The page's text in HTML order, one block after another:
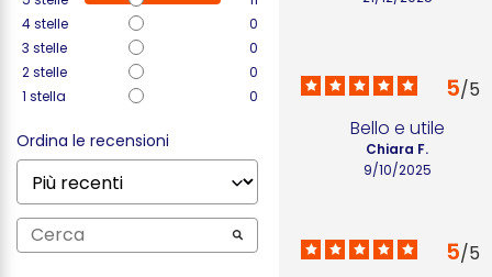
4stelle
0
3 stelle
0
2stelle
0
1 stella 0
Ordina le recensioni
5/5
Bello e utile
9/10/2025
Chiara F.
5/5